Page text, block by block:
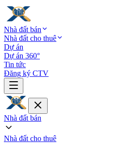
Nhà đất bán
Nhà đất cho thuê
Dự án
Dự án 360°
Tin tức
Đăng ký CTV
Nhà đất bán
Nhà đất cho thuê